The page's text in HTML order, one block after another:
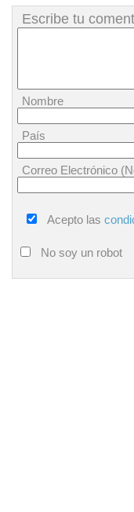
Escribe tu
Nombre
País
Correo Electrónico
Acepto las
No soy un robot